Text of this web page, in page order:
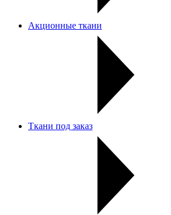
Акционные ткани
Ткани под заказ